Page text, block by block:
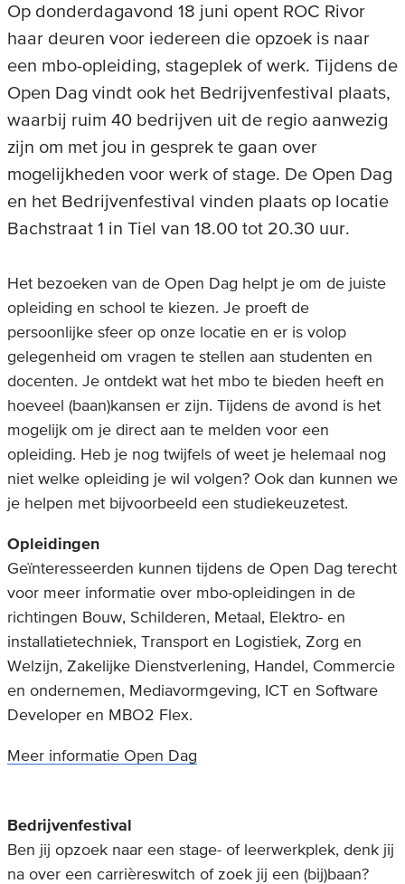
Op donderdagavond 18 juni opent ROC Rivor
haar deuren voor iedereen die opzoek is naar
een mbo-opleiding, stageplek of werk. Tijdens de
Open Dag vindt ook het Bedrijvenfestival plaats,
waarbij ruim 40 bedrijven uit de regio aanwezig
zijn om met jou in gesprek te gaan over
mogelijkheden voor werk of stage. De Open Dag
en het Bedrijvenfestival vinden plaats op locatie
Bachstraat 1 in Tiel van 18.00 tot 20.30 uur.
Het bezoeken van de Open Dag helpt je om de juiste
opleiding en school te kiezen. Je proeft de
persoonlijke sfeer op onze locatie en er is volop
gelegenheid om vragen te stellen aan studenten en
docenten. Je ontdekt wat het mbo te bieden heeft en
hoeveel (baan)kansen er zijn. Tijdens de avond is het
mogelijk om je direct aan te melden voor een
opleiding. Heb je nog twijfels of weet je helemaal nog
niet welke opleiding je wil volgen? Ook dan kunnen we
je helpen met bijvoorbeeld een studiekeuzetest.
Opleidingen
Geïnteresseerden kunnen tijdens de Open Dag terecht
voor meer informatie over mbo-opleidingen in de
richtingen Bouw, Schilderen, Metaal, Elektro- en
installatietechniek, Transport en Logistiek, Zorg en
Welzijn, Zakelijke Dienstverlening, Handel, Commercie
en ondernemen, Mediavormgeving, ICT en Software
Developer en MBO2 Flex.
Meer informatie Open Dag
Bedrijvenfestival
Ben jij opzoek naar een stage- of leerwerkplek, denk jij
na over een carrièreswitch of zoek jij een (bij)baan?